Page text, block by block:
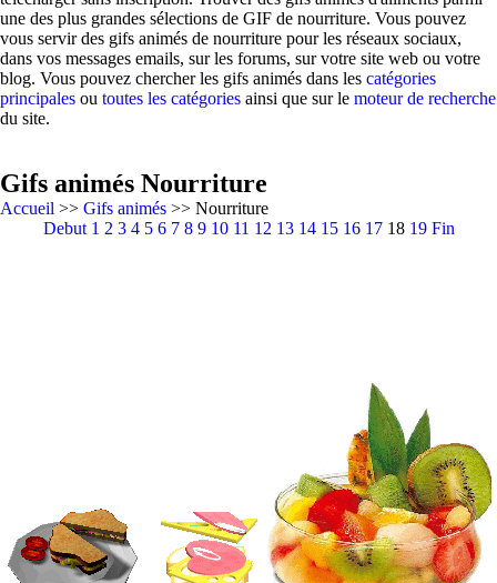
une des plus grandes sélections de GIF de nourriture. Vous pouvez
vous servir des gifs animés de nourriture pour les réseaux sociaux,
dans vos messages emails, sur les forums, sur votre site web ou votre
blog. Vous pouvez chercher les gifs animés dans les catégories
principales ou toutes les catégories ainsi que sur le moteur de recherche
du site.
Gifs animés Nourriture
Accueil >> Gifs animés >> Nourriture
Debut 1 2 3 4 5 6 7 8 9 10 11 12 13 14 15 16 17 18 19 Fin